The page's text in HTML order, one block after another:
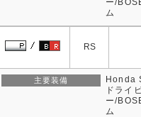
ー/
ム
RS
主要装備
Honda
ドライ
ー/
ム